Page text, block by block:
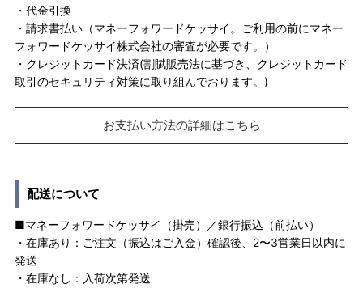
・代金引換
・請求書払い（マネーフォワードケッサイ。ご利用の前にマネー
フォワードケッサイ株式会社の審査が必要です。）
・クレジットカード決済(割賦販売法に基づき、クレジットカード
取引のセキュリティ対策に取り組んでおります。)
お支払い方法の詳細はこちら
配送について
■マネーフォワードケッサイ（掛売）／銀行振込（前払い）
・在庫あり：ご注文（振込はご入金）確認後、2〜3営業日以内に
発送
・在庫なし：入荷次第発送